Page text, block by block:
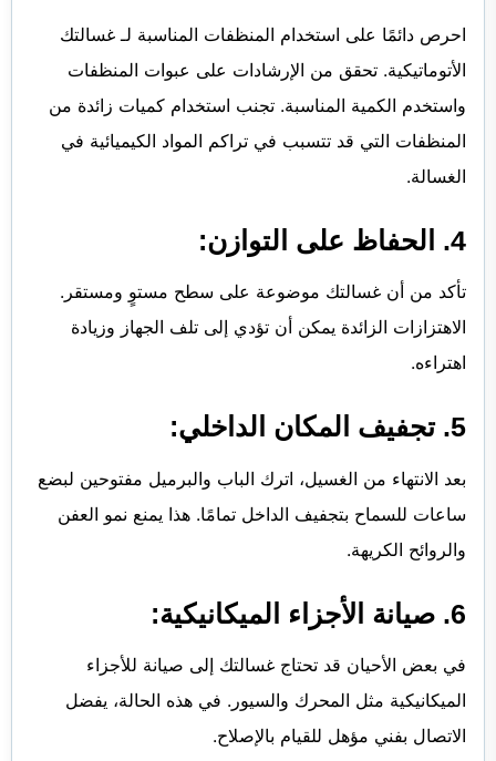
احرص دائمًا على استخدام المنظفات المناسبة لـ غسالتك
الأتوماتيكية. تحقق من الإرشادات على عبوات المنظفات
واستخدم الكمية المناسبة. تجنب استخدام كميات زائدة من
المنظفات التي قد تتسبب في تراكم المواد الكيميائية في
الغسالة.
4. الحفاظ على التوازن:
تأكد من أن غسالتك موضوعة على سطح مستوٍ ومستقر.
الاهتزازات الزائدة يمكن أن تؤدي إلى تلف الجهاز وزيادة
اهتراءه.
5. تجفيف المكان الداخلي:
بعد الانتهاء من الغسيل، اترك الباب والبرميل مفتوحين لبضع
ساعات للسماح بتجفيف الداخل تمامًا. هذا يمنع نمو العفن
والروائح الكريهة.
6. صيانة الأجزاء الميكانيكية:
في بعض الأحيان قد تحتاج غسالتك إلى صيانة للأجزاء
الميكانيكية مثل المحرك والسيور. في هذه الحالة، يفضل
الاتصال بفني مؤهل للقيام بالإصلاح.